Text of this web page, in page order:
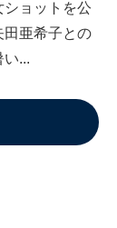
ョットを公
田亜希子との
...